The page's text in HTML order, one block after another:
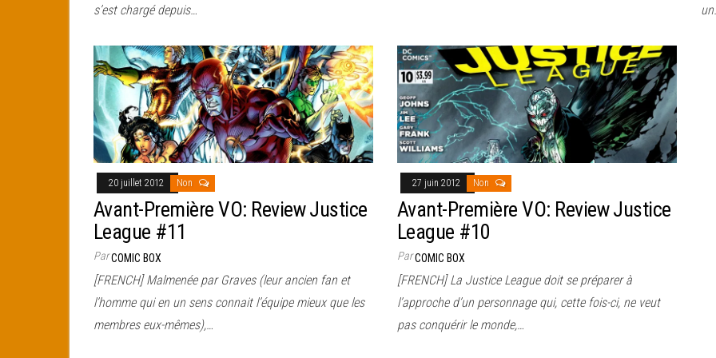
s’est chargé depuis…
20 juillet 2012 Non
Avant-Première VO: Review Justice
League #11
ParCOMIC BOX
[FRENCH] Malmenée par Graves (leur ancien fan et
l’homme qui en un sens connait l’équipe mieux que les
membres eux-mêmes),…
27 juin 2012 Non
Avant-Première VO: Review Justice
League #10
ParCOMIC BOX
[FRENCH] La Justice League doit se préparer à
l’approche d’un personnage qui, cette fois-ci, ne veut
pas conquérir le monde,…